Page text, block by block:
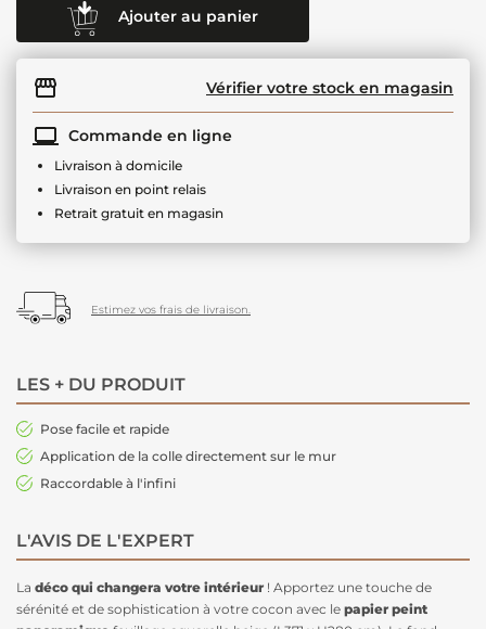
Ajouter au panier
Vérifier votre stock en magasin
Commande en ligne
Livraison à domicile
Livraison en point relais
Retrait gratuit en magasin
Estimez vos frais de livraison.
LES + DU PRODUIT
Pose facile et rapide
Application de la colle directement sur le mur
Raccordable à l'infini
L'AVIS DE L'EXPERT
La déco qui changera votre intérieur ! Apportez une touche de
sérénité et de sophistication à votre cocon avec le papier peint